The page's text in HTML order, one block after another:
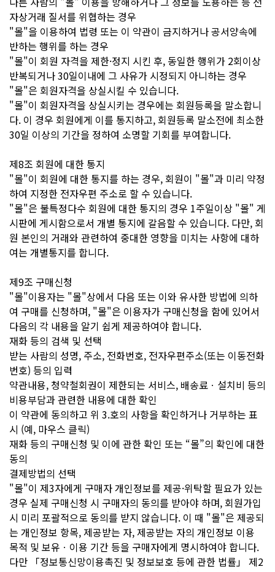
자상거래 질서를 위협하는 경우
"몰"을 이용하여 법령 또는 이 약관이 금지하거나 공서양속에
반하는 행위를 하는 경우
"몰"이 회원 자격을 제한·정지 시킨 후, 동일한 행위가 2회이상
반복되거나 30일이내에 그 사유가 시정되지 아니하는 경우
"몰"은 회원자격을 상실시킬 수 있습니다.
"몰"이 회원자격을 상실시키는 경우에는 회원등록을 말소합니
다. 이 경우 회원에게 이를 통지하고, 회원등록 말소전에 최소한
30일 이상의 기간을 정하여 소명할 기회를 부여합니다.
제8조 회원에 대한 통지
"몰"이 회원에 대한 통지를 하는 경우, 회원이 "몰"과 미리 약정
하여 지정한 전자우편 주소로 할 수 있습니다.
"몰"은 불특정다수 회원에 대한 통지의 경우 1주일이상 "몰" 게
시판에 게시함으로서 개별 통지에 갈음할 수 있습니다. 다만, 회
원 본인의 거래와 관련하여 중대한 영향을 미치는 사항에 대하
여는 개별통지를 합니다.
제9조 구매신청
"몰"이용자는 "몰"상에서 다음 또는 이와 유사한 방법에 의하
여 구매를 신청하며, "몰"은 이용자가 구매신청을 함에 있어서
다음의 각 내용을 알기 쉽게 제공하여야 합니다.
재화 등의 검색 및 선택
받는 사람의 성명, 주소, 전화번호, 전자우편주소(또는 이동전화
번호) 등의 입력
약관내용, 청약철회권이 제한되는 서비스, 배송료ㆍ설치비 등의
비용부담과 관련한 내용에 대한 확인
이 약관에 동의하고 위 3.호의 사항을 확인하거나 거부하는 표
시 (예, 마우스 클릭)
재화 등의 구매신청 및 이에 관한 확인 또는 “몰”의 확인에 대한
동의
결제방법의 선택
"몰"이 제3자에게 구매자 개인정보를 제공·위탁할 필요가 있는
경우 실제 구매신청 시 구매자의 동의를 받아야 하며, 회원가입
시 미리 포괄적으로 동의를 받지 않습니다. 이 때 "몰"은 제공되
는 개인정보 항목, 제공받는 자, 제공받는 자의 개인정보 이용
목적 및 보유ㆍ이용 기간 등을 구매자에게 명시하여야 합니다.
다만 「정보통신망이용촉진 및 정보보호 등에 관한 법률」 제2